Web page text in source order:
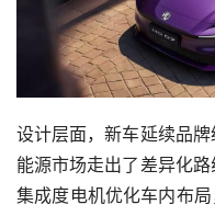
设计层面，新车延续品
能源市场走出了差异化
集成度电机优化车内布